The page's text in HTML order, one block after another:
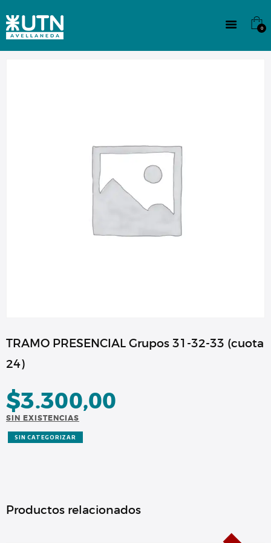
0
CULTURA
TRAMO PRESENCIAL Grupos 31-32-33 (cuota
24)
$3.300,00
SIN EXISTENCIAS
SIN CATEGORIZAR
Productos relacionados